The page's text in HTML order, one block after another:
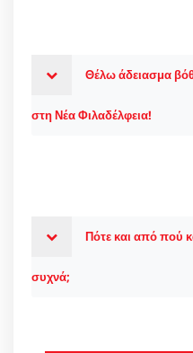
Θέλω άδειασμα
στη Νέα Φιλαδέλφεια!
Πότε και από πού
συχνά;